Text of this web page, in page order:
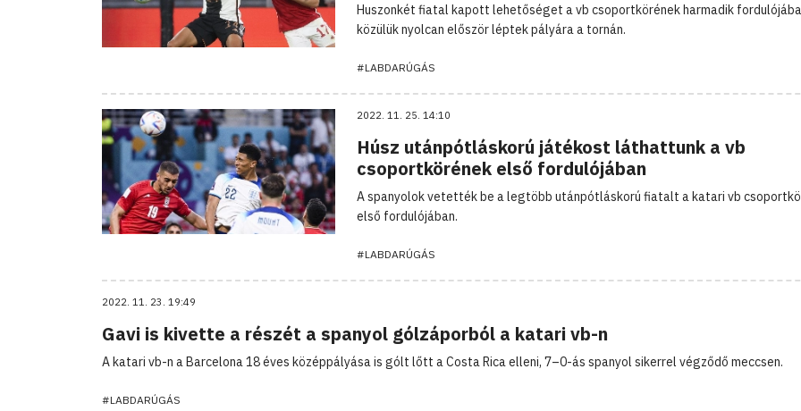
Huszonkét fiatal kapott lehetőséget a vb csoportkörének harmadik
közülük nyolcan először léptek pályára a tornán.
#LABDARÚGÁS
2022. 11. 25. 14:10
Húsz utánpótláskorú játékost láthattunk a vb
csoportkörének első fordulójában
A spanyolok vetették be a legtöbb utánpótláskorú fiatalt a katari vb
első fordulójában.
#LABDARÚGÁS
2022. 11. 23. 19:49
Gavi is kivette a részét a spanyol gólzáporból a katari vb-n
A katari vb-n a Barcelona 18 éves középpályása is gólt lőtt a Costa Rica elleni, 7–0-ás spanyol sikerrel végződő meccsen.
#LABDARÚGÁS